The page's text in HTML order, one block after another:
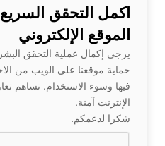
اكمل التحقق
الموقع الإلكتروني
يرجى إكمال عملية التحقق
حماية موقعنا على الويب من
فيها وسوء الاستخدام. تساهم
الإنترنت آمنة.
شكرا لدعمكم.